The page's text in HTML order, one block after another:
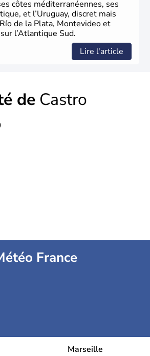
côtes méditerranéennes, ses
et l’Uruguay, discret mais
de la Plata, Montevideo et
l’Atlantique Sud.
Lire l'article
de Castro
France
Marseille